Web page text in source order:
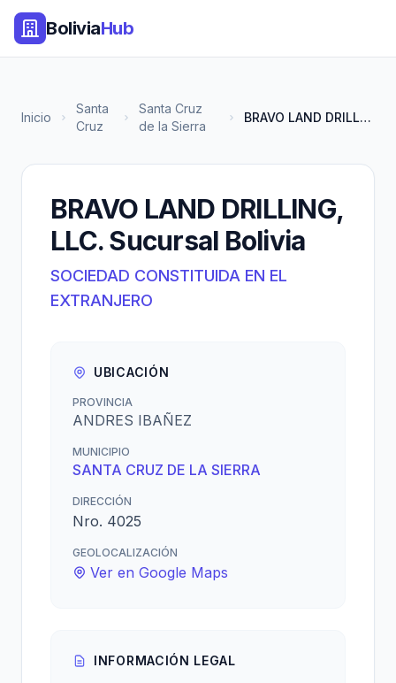
BoliviaHub
Inicio
Santa
Cruz
Santa Cruz
de la Sierra
BRAVO LAND DRILLING, LLC. Sucu...
BRAVO LAND DRILLING,
LLC. Sucursal Bolivia
SOCIEDAD CONSTITUIDA EN EL
EXTRANJERO
UBICACIÓN
PROVINCIA
ANDRES IBAÑEZ
MUNICIPIO
SANTA CRUZ DE LA SIERRA
DIRECCIÓN
Nro. 4025
GEOLOCALIZACIÓN
Ver en Google Maps
INFORMACIÓN LEGAL